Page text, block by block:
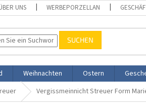
UNS WERBEPORZELLAN
SUCHEN
Weihnachten Ostern
Vergissmeinnicht Streuer Form